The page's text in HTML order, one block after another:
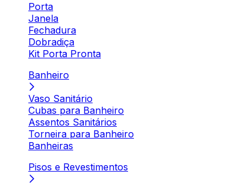
Porta
Janela
Fechadura
Dobradiça
Kit Porta Pronta
Banheiro
Vaso Sanitário
Cubas para Banheiro
Assentos Sanitários
Torneira para Banheiro
Banheiras
Pisos e Revestimentos